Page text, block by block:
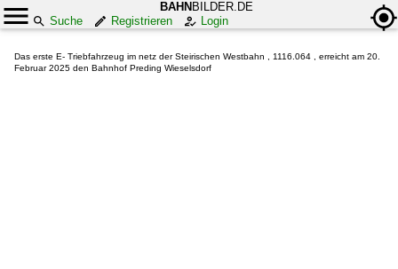
BAHN BILDER.DE
Suche
Registrieren Login
Das erste E- Triebfahrzeug im netz der Steirischen Westbahn , 1116.064 , erreicht am 20.
Februar 2025 den Bahnhof Preding Wieselsdorf